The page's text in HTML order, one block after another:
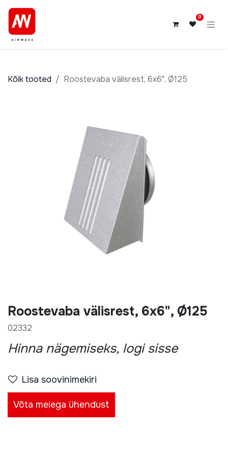
0
Kõik tooted Roostevaba välisrest, 6x6", Ø125
Roostevaba välisrest, 6x6", Ø125
02332
Hinna nägemiseks, logi sisse
Lisa soovinimekiri
Võta meiega ühendust